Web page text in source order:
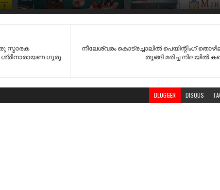
നീലേശ്വരം കൊട്രച്ചാലിൽ പെയിന്റിംഗ്
തൂങ്ങി മരിച്ച നിലയിൽ
സ്മാരക
ഗുരു
BLOGGER DISQUS